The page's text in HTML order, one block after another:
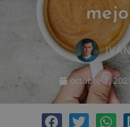
octubre 1, 2021